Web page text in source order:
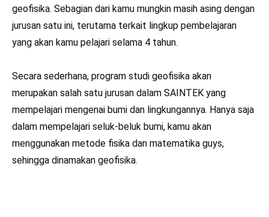
geofisika. Sebagian dari kamu mungkin masih asing dengan
jurusan satu ini, terutama terkait lingkup pembelajaran
yang akan kamu pelajari selama 4 tahun.
Secara sederhana, program studi geofisika akan
merupakan salah satu jurusan dalam SAINTEK yang
mempelajari mengenai bumi dan lingkungannya. Hanya saja
dalam mempelajari seluk-beluk bumi, kamu akan
menggunakan metode fisika dan matematika guys,
sehingga dinamakan geofisika.